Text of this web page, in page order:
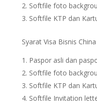
Softfile foto
Softfile KTP dan
Syarat Visa Bisnis China
Paspor asli dan
Softfile foto
Softfile KTP dan
Softfile Invitation